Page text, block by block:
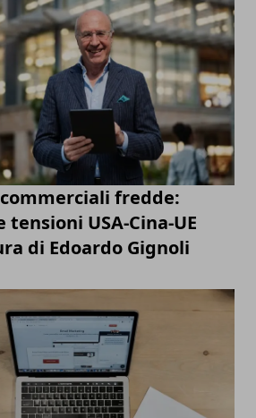
fredde:
USA-Cina-UE
di Edoardo Gignoli